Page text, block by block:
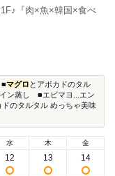
『肉×魚×韓国×食べ
マグロ とアボカドのタル
ン蒸し ■エビマヨ...エン
ドのタルタル めっちゃ美味
水
12
木
13
金
14